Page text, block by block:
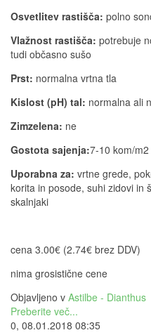
Osvetlitev rastišča: polno
Vlažnost rastišča: potrebuje
tudi občasno sušo
Prst: normalna vrtna tla
Kislost (pH) tal: normalna ali
Zimzelena: ne
Gostota sajenja:7-10 kom/m2
Uporabna za: vrtne grede,
korita in posode, suhi zidovi in
skalnjaki
cena 3.00€ (2.74€ brez DDV)
nima grosistične cene
Objavljeno v Astilbe - Dianthus
Preberite več...
0, 08.01.2018 08:35